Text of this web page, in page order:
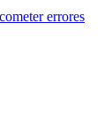
errores